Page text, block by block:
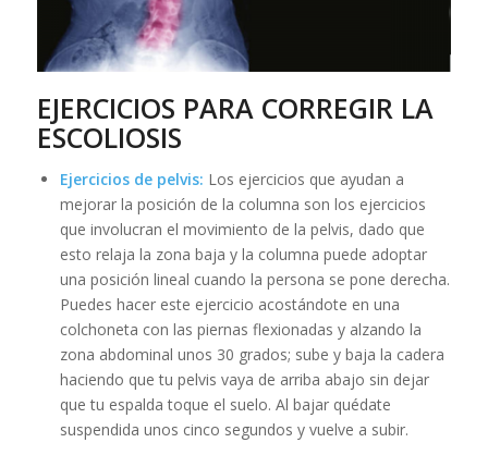
EJERCICIOS PARA CORREGIR LA
ESCOLIOSIS
Ejercicios de pelvis: Los ejercicios que ayudan a
mejorar la posición de la columna son los ejercicios
que involucran el movimiento de la pelvis, dado que
esto relaja la zona baja y la columna puede adoptar
una posición lineal cuando la persona se pone derecha.
Puedes hacer este ejercicio acostándote en una
colchoneta con las piernas flexionadas y alzando la
zona abdominal unos 30 grados; sube y baja la cadera
haciendo que tu pelvis vaya de arriba abajo sin dejar
que tu espalda toque el suelo. Al bajar quédate
suspendida unos cinco segundos y vuelve a subir.